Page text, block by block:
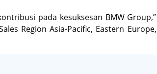
pada kesuksesan BMW Group,”
Region Asia-Pacific, Eastern Europe,